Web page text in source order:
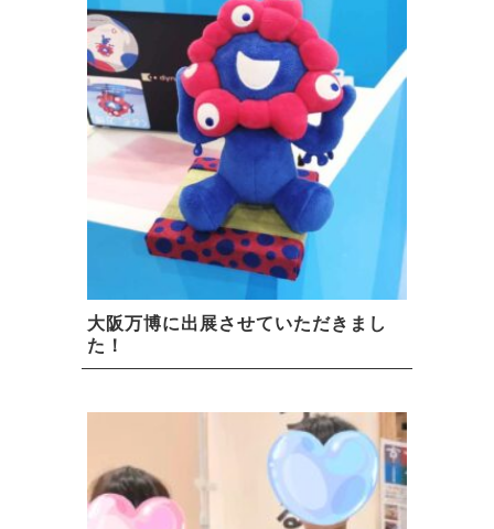
大阪万博に出展させていただきまし
た！